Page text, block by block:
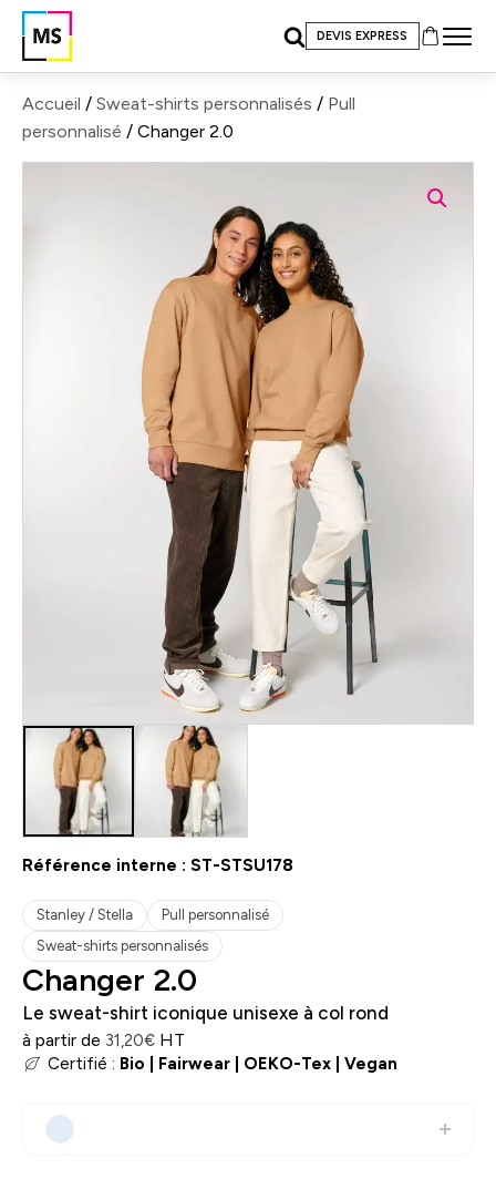
DEVIS EXPRESS
Accueil / Sweat-shirts personnalisés / Pull
personnalisé / Changer 2.0
Référence interne : ST-STSU178
Stanley / Stella
Pull personnalisé
Sweat-shirts personnalisés
Changer 2.0
Le sweat-shirt iconique unisexe à col rond
à partir de 31,20€ HT
Certifié : Bio Fairwear OEKO-Tex Vegan